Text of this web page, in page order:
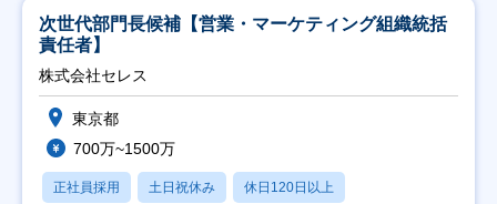
次世代部門長候補【営業・マーケティング組織統括
責任者】
株式会社セレス
東京都
700万~1500万
正社員採用 土日祝休み 休日120日以上